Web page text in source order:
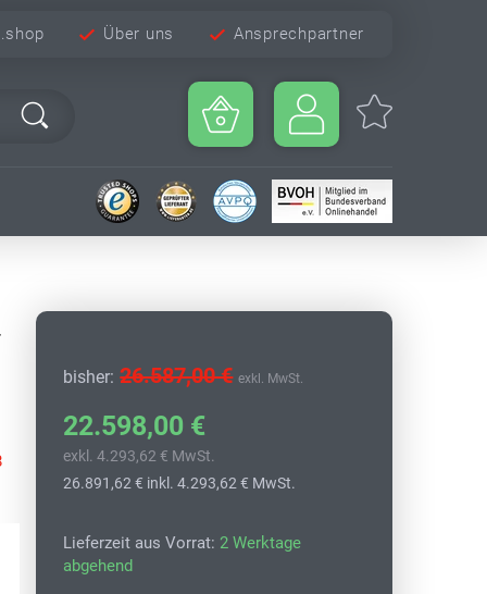
Über uns Ansprechpartner
bisher: 26.587,00 € exkl. MwSt.
22.598,00 €
exkl. 4.293,62 € MwSt.
26.891,62 € inkl. 4.293,62 € MwSt.
Lieferzeit aus Vorrat: 2 Werktage
abgehend